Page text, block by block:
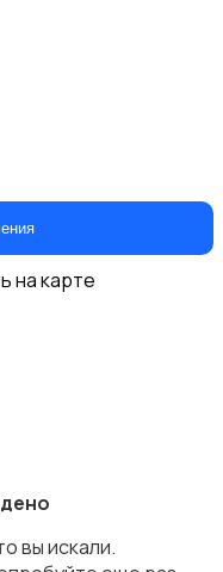
на карте
вы искали.